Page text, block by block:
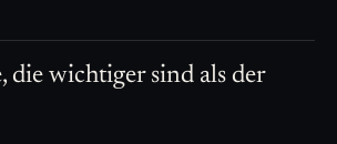
die wichtiger sind als der